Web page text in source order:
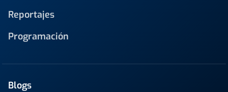
Reportajes
Programación
Blogs